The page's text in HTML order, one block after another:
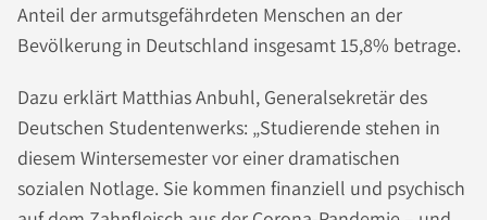
Anteil der armutsgefährdeten Menschen an der
Bevölkerung in Deutschland insgesamt 15,8% betrage.
Dazu erklärt Matthias Anbuhl, Generalsekretär des
Deutschen Studentenwerks: „Studierende stehen in
diesem Wintersemester vor einer dramatischen
sozialen Notlage. Sie kommen finanziell und psychisch